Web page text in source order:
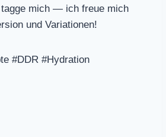
tagge mich — ich freue mich
und Variationen!
#DDR #Hydration